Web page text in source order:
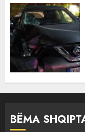
BËMA